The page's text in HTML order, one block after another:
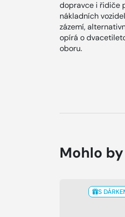
dopravce i řidiče
nákladních
zázemí,
opírá o
oboru.
Mohlo
S